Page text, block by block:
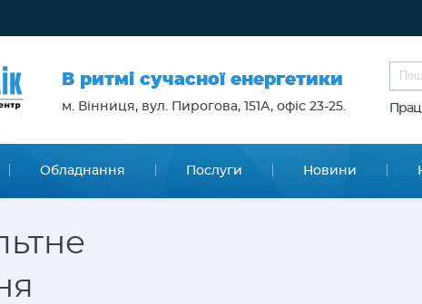
В ритмі сучасної енергетики
м. Вінниця, вул. Пирогова, 151А, офіс 23-25.
Обладнання Послуги Новини